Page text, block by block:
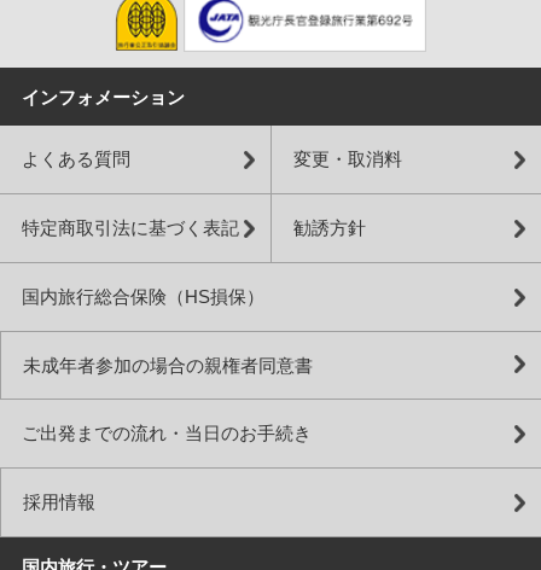
インフォメーション
よくある質問 変更・取消料
特定商取引法に基づく表記 勧誘方針
国内旅行総合保険（HS損保）
未成年者参加の場合の親権者同意書
ご出発までの流れ・当日のお手続き
採用情報